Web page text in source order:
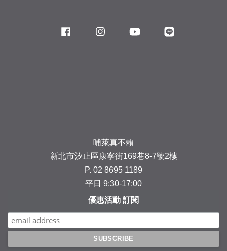
哺萊真不賴
新北市汐止區康寧街169巷8-7號2樓
P. 02 8695 1189
平日 9:30-17:00
優惠活動 訂閱